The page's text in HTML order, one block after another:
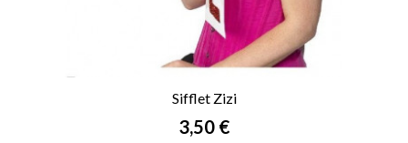
Sifflet Zizi
Prix
3,50 €